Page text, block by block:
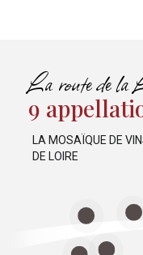
La route de la
9
LA MOSAÏQUE DE
DE LOIRE
POUILLY-
BOURGUEIL
NICOLAS DE